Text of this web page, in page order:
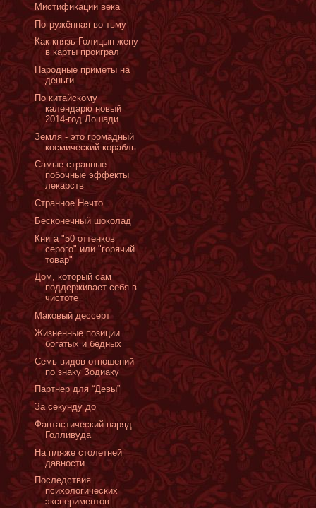
Мистификации века
Погружённая во тьму
Как князь Голицын жену
в карты проиграл
Народные приметы на
деньги
По китайскому
календарю новый
2014-год Лошади
Земля - это громадный
космический корабль
Самые странные
побочные эффекты
лекарств
Странное Нечто
Бесконечный шоколад
Книга "50 оттенков
серого" или "горячий
товар"
Дом, который сам
поддерживает себя в
чистоте
Маковый дессерт
Жизненные позиции
богатых и бедных
Семь видов отношений
по знаку Зодиаку
Партнер для “Девы”
За секунду до
Фантастический наряд
Голливуда
На пляже столетней
давности
Последствия
психологических
экспериментов